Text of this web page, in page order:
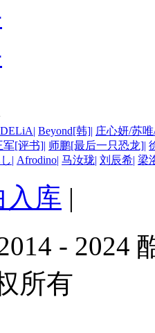
| Beyond[韩]| 庄心妍/苏
军[评书]| 师鹏[最后一只恐龙]|
| Afrodino| 马汝珑| 刘辰希| 梁
入库 |
- 2024
所有